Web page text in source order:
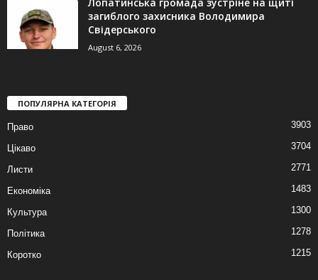
Лопатинська громада зустріне на щиті
загиблого захисника Володимира
Свідерського
August 6, 2026
ПОПУЛЯРНА КАТЕГОРІЯ
Право 3903
Цікаво 3704
Листи 2771
Економіка 1483
Культура 1300
Політика 1278
Коротко 1215